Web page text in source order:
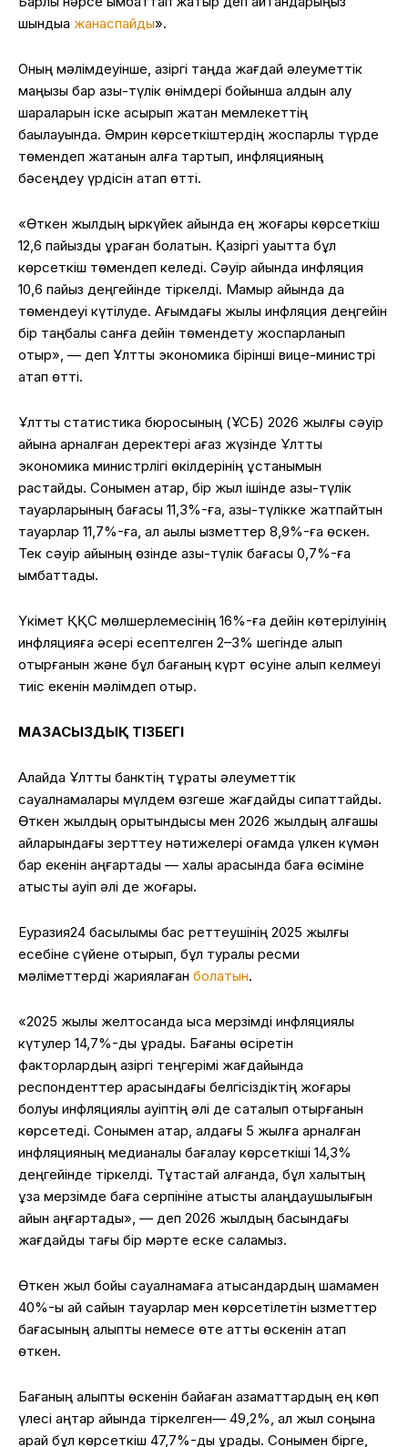
шындыққа жанаспайды».
Оның мәлімдеуінше, қазіргі таңда жағдай әлеуметтік
маңызы бар азық-түлік өнімдері бойынша алдын алу
шараларын іске асырып жатқан мемлекеттің
бақылауында. Әмрин көрсеткіштердің жоспарлы түрде
төмендеп жатқанын алға тартып, инфляцияның
бәсеңдеу үрдісін атап өтті.
«Өткен жылдың қыркүйек айында ең жоғары көрсеткіш
12,6 пайызды құраған болатын. Қазіргі уақытта бұл
көрсеткіш төмендеп келеді. Сәуір айында инфляция
10,6 пайыз деңгейінде тіркелді. Мамыр айында да
төмендеуі күтілуде. Ағымдағы жылы инфляция деңгейін
бір таңбалы санға дейін төмендету жоспарланып
отыр», — деп Ұлттық экономика бірінші вице-министрі
атап өтті.
Ұлттық статистика бюросының (ҰСБ) 2026 жылғы сәуір
айына арналған деректері қағаз жүзінде Ұлттық
экономика министрлігі өкілдерінің ұстанымын
растайды. Сонымен қатар, бір жыл ішінде азық-түлік
тауарларының бағасы 11,3%-ға, азық-түлікке жатпайтын
тауарлар 11,7%-ға, ал ақылы қызметтер 8,9%-ға өскен.
Тек сәуір айының өзінде азық-түлік бағасы 0,7%-ға
қымбаттады.
Үкімет ҚҚС мөлшерлемесінің 16%-ға дейін көтерілуінің
инфляцияға әсері есептелген 2–3% шегінде қалып
отырғанын және бұл бағаның күрт өсуіне алып келмеуі
тиіс екенін мәлімдеп отыр.
МАЗАСЫЗДЫҚ ТІЗБЕГІ
Алайда Ұлттық банктің тұрақты әлеуметтік
сауалнамалары мүлдем өзгеше жағдайды сипаттайды.
Өткен жылдың қорытындысы мен 2026 жылдың алғашқы
айларындағы зерттеу нәтижелері қоғамда үлкен күмән
бар екенін аңғартады — халық арасында баға өсіміне
қатысты қауіп әлі де жоғары.
Еуразия24 басылымы бас реттеушінің 2025 жылғы
есебіне сүйене отырып, бұл туралы ресми
мәліметтерді жариялаған болатын.
«2025 жылы желтоқсанда қысқа мерзімді инфляциялық
күтулер 14,7%-ды құрады. Бағаны өсіретін
факторлардың қазіргі теңгерімі жағдайында
респонденттер арасындағы белгісіздіктің жоғары
болуы инфляциялық қауіптің әлі де сақталып отырғанын
көрсетеді. Сонымен қатар, алдағы 5 жылға арналған
инфляцияның медианалық бағалау көрсеткіші 14,3%
деңгейінде тіркелді. Тұтастай алғанда, бұл халықтың
ұзақ мерзімде баға серпініне қатысты алаңдаушылығын
айқын аңғартады», — деп 2026 жылдың басындағы
жағдайды тағы бір мәрте еске саламыз.
Өткен жыл бойы сауалнамаға қатысқандардың шамамен
40%-ы ай сайын тауарлар мен көрсетілетін қызметтер
бағасының қалыпты немесе өте қатты өскенін атап
өткен.
Бағаның қалыпты өскенін байқаған азаматтардың ең көп
үлесі қаңтар айында тіркелген— 49,2%, ал жыл соңына
қарай бұл көрсеткіш 47,7%-ды құрады. Сонымен бірге,